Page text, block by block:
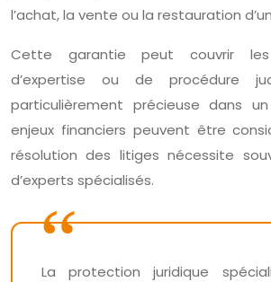
l’achat, la vente ou la restauration
Cette garantie peut couvrir les
d’expertise ou de procédure
particulièrement précieuse dans
enjeux financiers peuvent être
résolution des litiges nécessite
d’experts spécialisés.
La protection juridique